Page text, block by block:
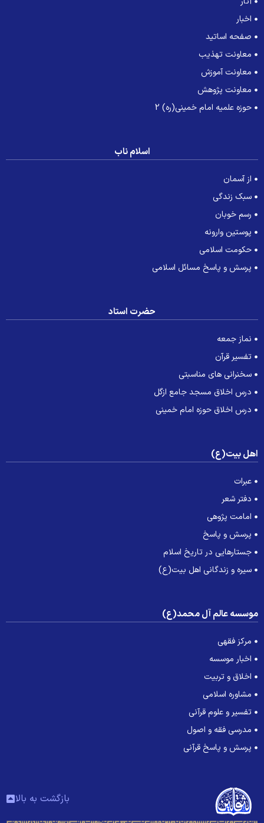
اخبار
صفحه اساتید
معاونت تهذیب
معاونت آموزش
معاونت پژوهش
حوزه علمیه امام خمینی(ره) 2
اسلام ناب
از آسمان
سبک زندگی
رسم خوبان
پوستین وارونه
حکومت اسلامی
پرسش و پاسخ مسائل اسلامی
حضرت استاد
نماز جمعه
تفسیر قرآن
سخنرانی های مناسبتی
درس اخلاق مسجد جامع ازگل
درس اخلاق حوزه امام خمینی
بیت(ع)
عبرات
دفتر شعر
امامت پژوهی
پرسش و پاسخ
جستارهایی در تاریخ اسلام
سیره و زندگانی اهل بیت(ع)
عالم آل محمد(ع)
مرکز فقهی
اخبار موسسه
اخلاق و تربیت
مشاوره اسلامی
تفسیر و علوم قرآنی
مدرسی فقه و اصول
پرسش و پاسخ قرآنی
بازگشت به بالا